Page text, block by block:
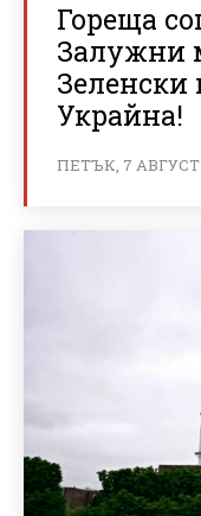
Гореща
Залужни
Зеленски
Украйна!
ПЕТЪК, 7 АВГУСТ